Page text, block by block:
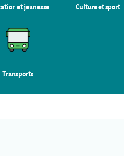
et jeunesse Culture et sport
Transports